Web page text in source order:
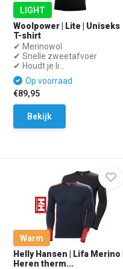
LIGHT
Woolpower | Lite | Uniseks
T-shirt
✔ Merinowol
✔ Snelle zweetafvoer
✔ Houdt je li...
Op voorraad
€89,95
Bekijk
Warm
Helly Hansen | Lifa Merino |
Heren therm...